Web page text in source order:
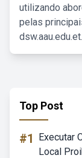
utilizando
pelas
dsw.aau.edu.et.
Top Post
#1
Executar
Local